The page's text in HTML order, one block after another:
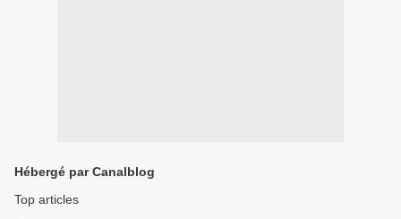
Hébergé par Canalblog
Top articles